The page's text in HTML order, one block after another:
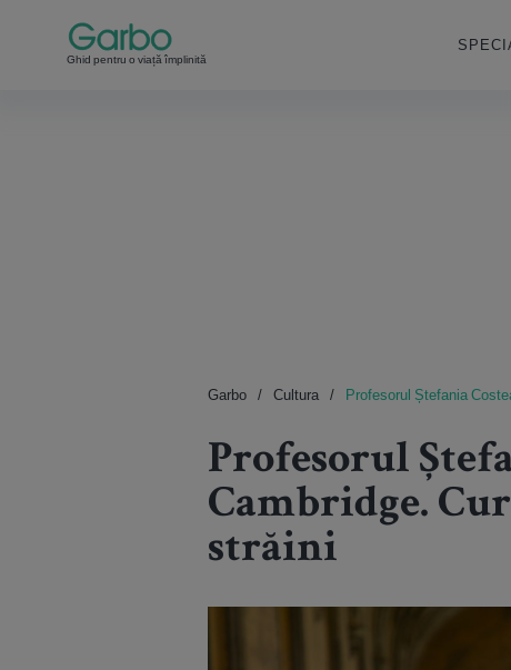
Ghid pentru o viață împlinită
Garbo Cultura Profesorul Ștefania
Profesorul
Cambridge.
străini